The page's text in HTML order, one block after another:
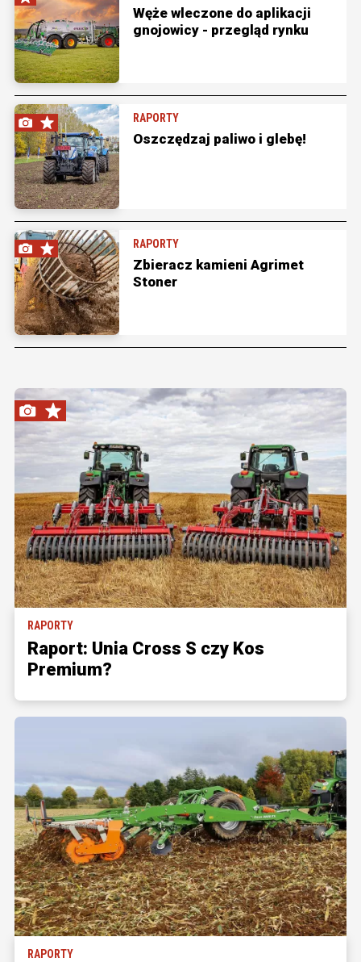
Węże wleczone do aplikacji
gnojowicy - przegląd rynku
RAPORTY
Oszczędzaj paliwo i glebę!
RAPORTY
Zbieracz kamieni Agrimet
Stoner
RAPORTY
Raport: Unia Cross S czy Kos
Premium?
RAPORTY